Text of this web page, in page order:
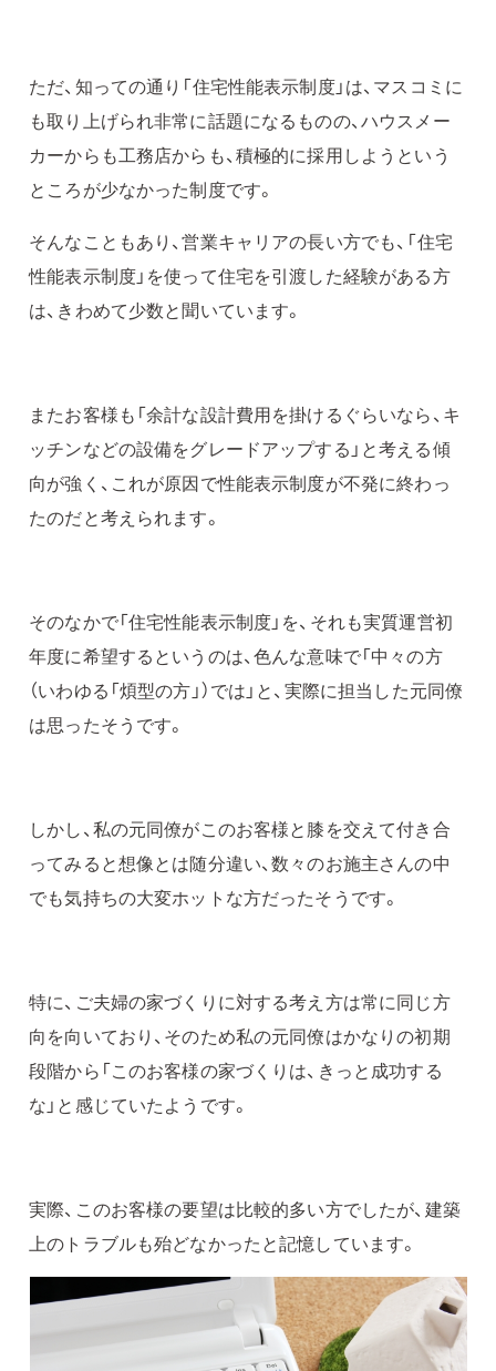
ただ、知っての通り「住宅性能表示制度」は、マスコミに
も取り上げられ非常に話題になるものの、ハウスメー
カーからも工務店からも、積極的に採用しようという
ところが少なかった制度です。
そんなこともあり、営業キャリアの長い方でも、「住宅
性能表示制度」を使って住宅を引渡した経験がある方
は、きわめて少数と聞いています。
またお客様も「余計な設計費用を掛けるぐらいなら、キ
ッチンなどの設備をグレードアップする」と考える傾
向が強く、これが原因で性能表示制度が不発に終わっ
たのだと考えられます。
そのなかで「住宅性能表示制度」を、それも実質運営初
年度に希望するというのは、色んな意味で「中々の方
（いわゆる「煩型の方」）では」と、実際に担当した元同僚
は思ったそうです。
しかし、私の元同僚がこのお客様と膝を交えて付き合
ってみると想像とは随分違い、数々のお施主さんの中
でも気持ちの大変ホットな方だったそうです。
特に、ご夫婦の家づくりに対する考え方は常に同じ方
向を向いており、そのため私の元同僚はかなりの初期
段階から「このお客様の家づくりは、きっと成功する
な」と感じていたようです。
実際、このお客様の要望は比較的多い方でしたが、建築
上のトラブルも殆どなかったと記憶しています。